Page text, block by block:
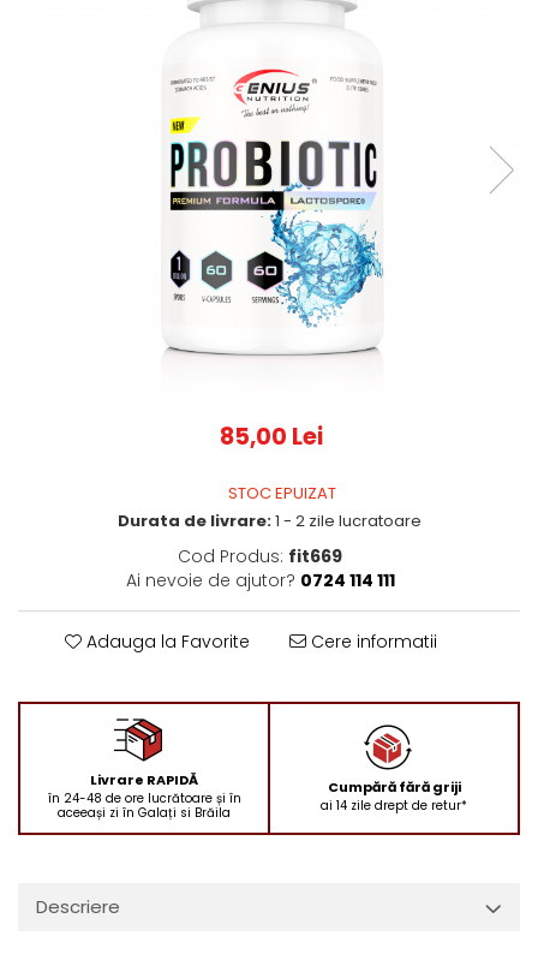
85,00 Lei
STOC EPUIZAT
Durata de livrare:1 - 2 zile lucratoare
Cod Produs: fit669
Ai nevoie de ajutor? 0724 114 111
Adauga la Favorite Cere informatii
Livrare RAPIDĂ
în 24-48 de ore lucrătoare și în
aceeași zi în Galați si Brăila
Cumpără fără griji
ai 14 zile drept de retur*
Descriere